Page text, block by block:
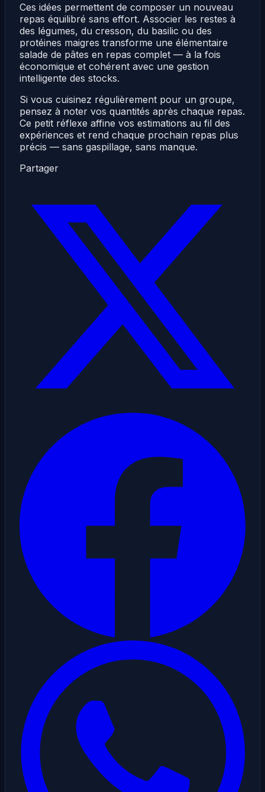
Ces idées permettent de composer un nouveau
repas équilibré sans effort. Associer les restes à
des légumes, du cresson, du basilic ou des
protéines maigres transforme une élémentaire
salade de pâtes en repas complet — à la fois
économique et cohérent avec une gestion
intelligente des stocks.
Si vous cuisinez régulièrement pour un groupe,
pensez à noter vos quantités après chaque repas.
Ce petit réflexe affine vos estimations au fil des
expériences et rend chaque prochain repas plus
précis — sans gaspillage, sans manque.
Partager